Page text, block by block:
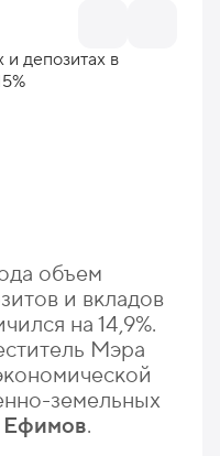
объем
и вкладов
на 14,9%.
Мэра
земельных
Ефимов.